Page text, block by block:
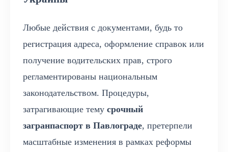
Любые действия с документами, будь то
регистрация адреса, оформление справок или
получение водительских прав, строго
регламентированы национальным
законодательством. Процедуры,
затрагивающие тему срочный
загранпаспорт в Павлограде, претерпели
масштабные изменения в рамках реформы